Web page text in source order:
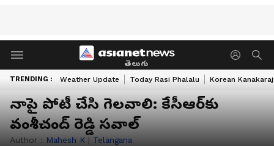
తెలుగు
TRENDING : Weather Update Today Rasi Phalalu Korean
నాపై పోటీ చేసి గెలవాలి: కేసీఆర్‌కు
వంశీచంద్ రెడ్డి సవాల్
Author : Mahesh K | Telangana